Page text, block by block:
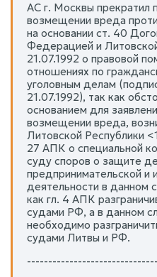
АС г. Москвы прекратил
возмещении вреда
на основании ст. 40
Федерацией и
21.07.1992 о правовой
отношениях по
уголовным делам
21.07.1992), так как
основанием для
возмещении вреда,
Литовской Республики
27 АПК о специальной
суду споров о защите
предпринимательской и
деятельности в данном
как гл. 4 АПК
судами РФ, а в данном
необходимо
судами Литвы и РФ.